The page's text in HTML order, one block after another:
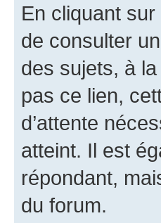
En cliquant
de consulter
des sujets, à
pas ce lien,
d’attente
atteint. Il est
répondant,
du forum.